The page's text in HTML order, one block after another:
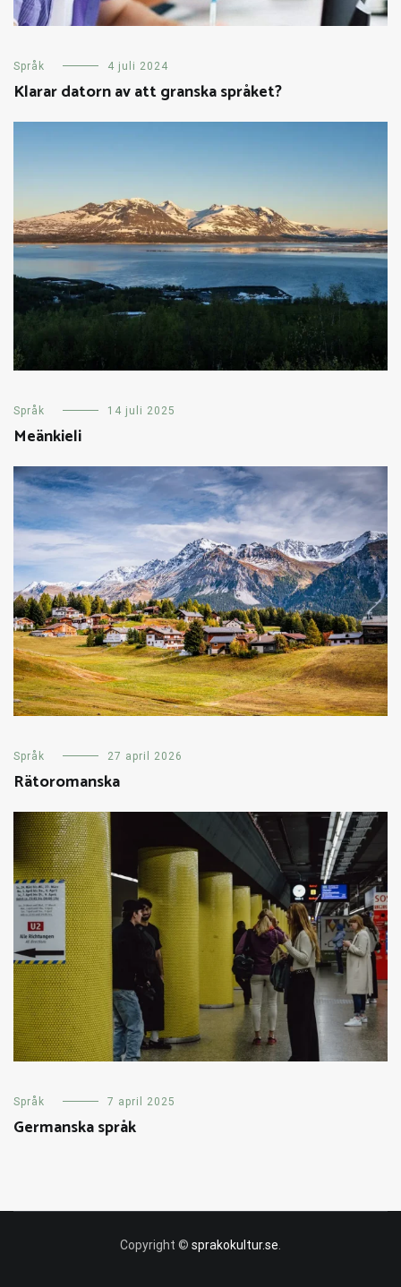
Språk 4 juli 2024
Klarar datorn av att granska språket?
Språk 14 juli 2025
Meänkieli
Språk 27 april 2026
Rätoromanska
Språk 7 april 2025
Germanska språk
Copyright © sprakokultur.se